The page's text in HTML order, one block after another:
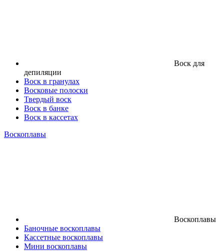
Воск для
депиляции
Воск в гранулах
Восковые полоски
Твердый воск
Воск в банке
Воск в кассетах
Воскоплавы
Воскоплавы
Баночные воскоплавы
Кассетные воскоплавы
Мини воскоплавы